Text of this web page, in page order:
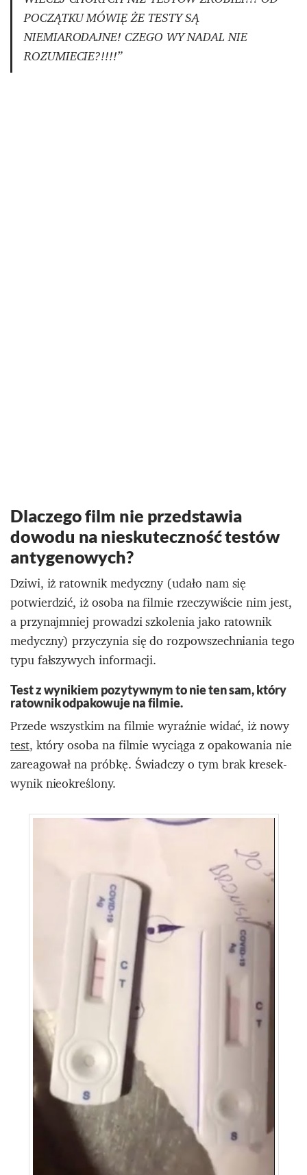
POCZĄTKU MÓWIĘ ŻE TESTY SĄ
NIEMIARODAJNE! CZEGO WY NADAL NIE
ROZUMIECIE?!!!!”
Dlaczego film nie przedstawia
dowodu na nieskuteczność testów
antygenowych?
Dziwi, iż ratownik medyczny (udało nam się
potwierdzić, iż osoba na filmie rzeczywiście nim jest,
a przynajmniej prowadzi szkolenia jako ratownik
medyczny) przyczynia się do rozpowszechniania tego
typu fałszywych informacji.
Test z wynikiem pozytywnym to nie ten sam, który
ratownik odpakowuje na filmie.
Przede wszystkim na filmie wyraźnie widać, iż nowy
test, który osoba na filmie wyciąga z opakowania nie
zareagował na próbkę. Świadczy o tym brak kresek-
wynik nieokreślony.